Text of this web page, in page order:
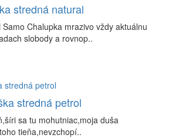
stredná natural
Chalupka mrazivo vždy aktuálnu
slobody a rovnop..
stredná petrol
sa tu mohutniac,moja duša
tieňa,nevzchopí..